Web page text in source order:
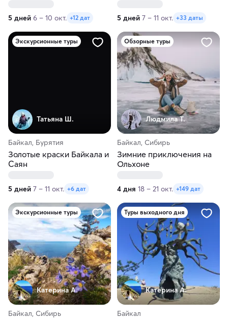
5 дней 6 – 10 окт. +12 дат 5 дней 7 – 11 окт. +33 даты
Экскурсионные туры
Татьяна Ш.
Байкал, Бурятия
Золотые краски Байкала и
Саян
5 дней 7 – 11 окт. +6 дат
Обзорные туры
Людмила Т.
Байкал, Сибирь
Зимние приключения на
Ольхоне
4 дня 18 – 21 окт. +149 дат
Экскурсионные туры
Катерина А.
Байкал, Сибирь
Туры выходного дня
Катерина А.
Байкал